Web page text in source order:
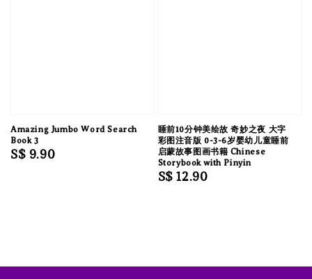
Amazing Jumbo Word Search
Book 3
Regular
S$ 9.90
睡前10分钟美绘故 奇妙之夜 大字
彩图注音版 0-3-6岁婴幼儿童睡前
启蒙故事图画书籍 Chinese
Storybook with Pinyin
Regular
S$ 12.90